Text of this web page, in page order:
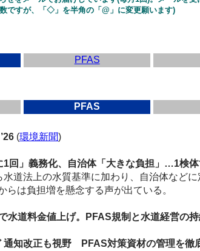
が、「◇」を半角の「@」に変更願います)
PFAS
PFAS
(環境新聞)
回」義務化、自治体「大きな負担」…1検体
道法上の水質基準に加わり、自治体など
らは負担増を懸念する声が出ている。
水道料金値上げ。PFAS規制と水道経営の
知改正も視野 PFAS対策資材の管理を徹